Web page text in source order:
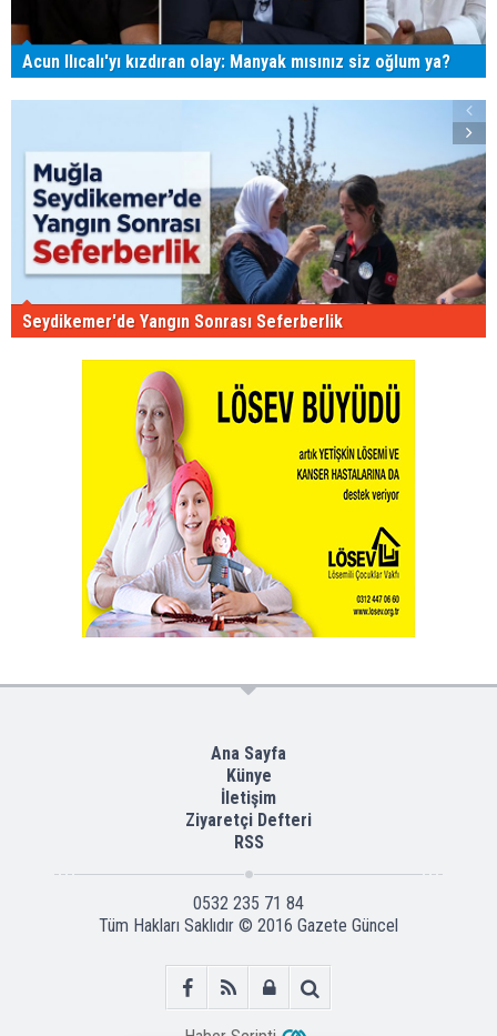
Acun Ilıcalı'yı kızdıran olay: Manyak mısınız siz oğlum ya?
Seydikemer'de Yangın Sonrası Seferberlik
Ana Sayfa
Künye
İletişim
Ziyaretçi Defteri
RSS
0532 235 71 84
Tüm Hakları Saklıdır © 2016 Gazete Güncel